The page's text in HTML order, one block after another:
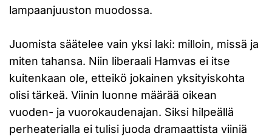
lampaanjuuston muodossa.
Juomista säätelee vain yksi laki: milloin, missä ja
miten tahansa. Niin liberaali Hamvas ei itse
kuitenkaan ole, etteikö jokainen yksityiskohta
olisi tärkeä. Viinin luonne määrää oikean
vuoden- ja vuorokaudenajan. Siksi hilpeällä
perheaterialla ei tulisi juoda dramaattista viiniä